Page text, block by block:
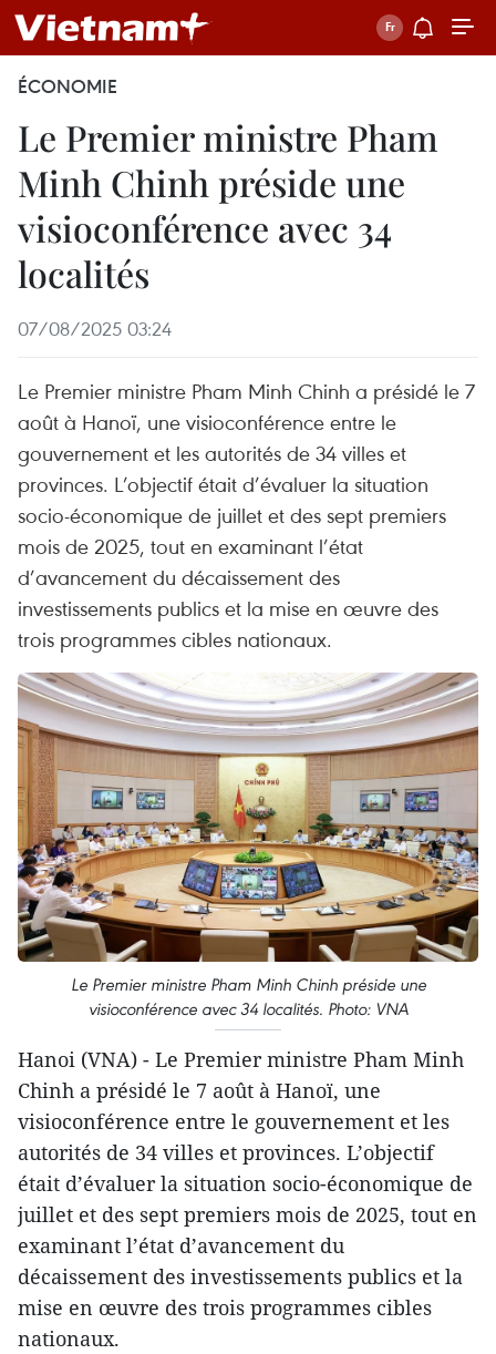
ÉCONOMIE
Le Premier ministre Pham
Minh Chinh préside une
visioconférence avec 34
localités
07/08/2025 03:24
Le Premier ministre Pham Minh Chinh a présidé le 7
août à Hanoï, une visioconférence entre le
gouvernement et les autorités de 34 villes et
provinces. L’objectif était d’évaluer la situation
socio-économique de juillet et des sept premiers
mois de 2025, tout en examinant l’état
d’avancement du décaissement des
investissements publics et la mise en œuvre des
trois programmes cibles nationaux.
Le Premier ministre Pham Minh Chinh préside une
visioconférence avec 34 localités. Photo: VNA
Hanoi (VNA) - Le Premier ministre Pham Minh
Chinh a présidé le 7 août à Hanoï, une
visioconférence entre le gouvernement et les
autorités de 34 villes et provinces. L’objectif
était d’évaluer la situation socio-économique de
juillet et des sept premiers mois de 2025, tout en
examinant l’état d’avancement du
décaissement des investissements publics et la
mise en œuvre des trois programmes cibles
nationaux.